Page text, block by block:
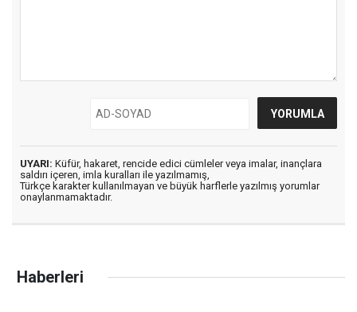
UYARI: Küfür, hakaret, rencide edici cümleler veya imalar, inançlara
saldırı içeren, imla kuralları ile yazılmamış,
Türkçe karakter kullanılmayan ve büyük harflerle yazılmış yorumlar
onaylanmamaktadır.
Haberleri